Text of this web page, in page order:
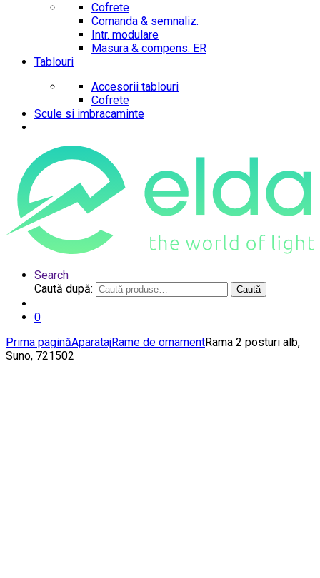
Cofrete
Comanda & semnaliz.
Intr. modulare
Masura & compens. ER
Tablouri
Accesorii tablouri
Cofrete
Scule si imbracaminte
Search
Caută după:
Caută
0
Prima paginăAparatajRame de ornamentRama 2 posturi alb,
Suno, 721502